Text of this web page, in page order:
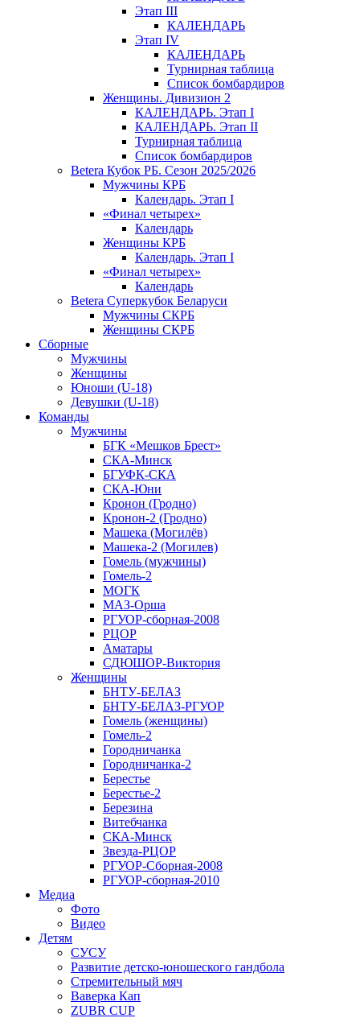
Этап III
КАЛЕНДАРЬ
Этап IV
КАЛЕНДАРЬ
Турнирная таблица
Список бомбардиров
Женщины. Дивизион 2
КАЛЕНДАРЬ. Этап I
КАЛЕНДАРЬ. Этап II
Турнирная таблица
Список бомбардиров
Betera Кубок РБ. Сезон 2025/2026
Мужчины КРБ
Календарь. Этап I
«Финал четырех»
Календарь
Женщины КРБ
Календарь. Этап I
«Финал четырех»
Календарь
Betera Суперкубок Беларуси
Мужчины СКРБ
Женщины СКРБ
Сборные
Мужчины
Женщины
Юноши (U-18)
Девушки (U-18)
Команды
Мужчины
БГК «Мешков Брест»
СКА-Минск
БГУФК-СКА
СКА-Юни
Кронон (Гродно)
Кронон-2 (Гродно)
Машека (Могилёв)
Машека-2 (Могилев)
Гомель (мужчины)
Гомель-2
МОГК
МАЗ-Орша
РГУОР-сборная-2008
РЦОР
Аматары
СДЮШОР-Виктория
Женщины
БНТУ-БЕЛАЗ
БНТУ-БЕЛАЗ-РГУОР
Гомель (женщины)
Гомель-2
Городничанка
Городничанка-2
Берестье
Берестье-2
Березина
Витебчанка
СКА-Минск
Звезда-РЦОР
РГУОР-Сборная-2008
РГУОР-сборная-2010
Медиа
Фото
Видео
Детям
СУСУ
Развитие детско-юношеского гандбола
Стремительный мяч
Ваверка Кап
ZUBR CUP